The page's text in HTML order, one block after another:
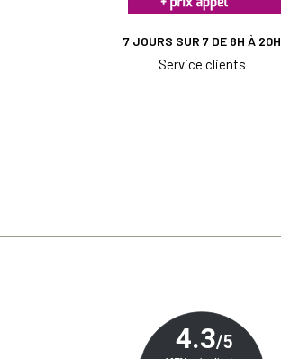
7 JOURS SUR 7 DE 8H À 20H
Service clients